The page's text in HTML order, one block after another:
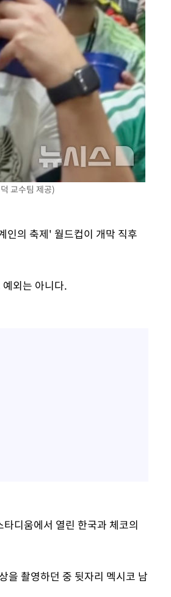
교수팀 제공)
인의 축제' 월드컵이 개막 직후
외는 아니다.
디움에서 열린 한국과 체코의
을 촬영하던 중 뒷자리 멕시코 남